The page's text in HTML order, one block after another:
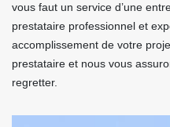
vous faut un service d’une
prestataire professionnel et
accomplissement de votre
prestataire et nous vous
regretter.